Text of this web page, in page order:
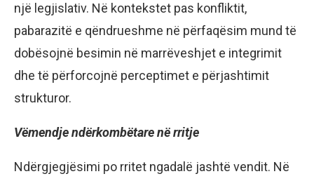
një legjislativ. Në kontekstet pas konfliktit,
pabarazitë e qëndrueshme në përfaqësim mund të
dobësojnë besimin në marrëveshjet e integrimit
dhe të përforcojnë perceptimet e përjashtimit
strukturor.
Vëmendje ndërkombëtare në rritje
Ndërgjegjësimi po rritet ngadalë jashtë vendit. Në